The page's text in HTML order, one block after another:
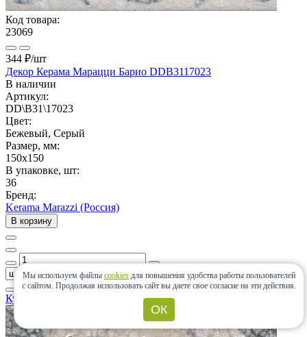
Код товара:
23069
344 ₽/шт
Декор Керама Марацци Барио DDB3117023
В наличии
Артикул:
DD\B31\17023
Цвет:
Бежевый, Серый
Размер, мм:
150x150
В упаковке, шт:
36
Бренд:
Kerama Marazzi (Россия)
В корзину
Купить в 1 клик
Мы используем файлы cookies для повышения удобства работы пользователей
с сайтом. Продолжая использовать сайт вы даете свое согласие на эти действия.
ОК